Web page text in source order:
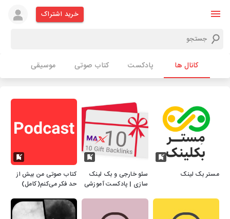
خرید اشتراک
کانال ها پادکست کتاب صوتی موسیقی
مستر بک لینک
سئو خارجی و بک لینک
سازی | پادکست آموزشی
کتاب صوتی من بیش از
حد فکر می‌کنم(کامل)